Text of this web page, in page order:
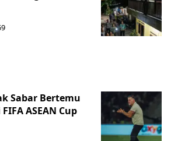
Sabar Bertemu
ASEAN Cup